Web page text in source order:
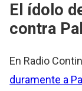
El ídolo
contra
En Radio
duramente a